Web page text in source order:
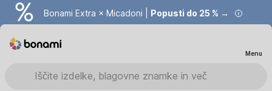
Bonami Extra × Micadoni | Popusti do 25 % →
Menu